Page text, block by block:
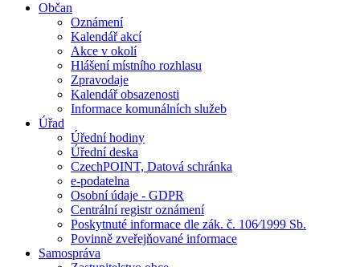
Občan
Oznámení
Kalendář akcí
Akce v okolí
Hlášení místního rozhlasu
Zpravodaje
Kalendář obsazenosti
Informace komunálních služeb
Úřad
Úřední hodiny
Úřední deska
CzechPOINT, Datová schránka
e-podatelna
Osobní údaje - GDPR
Centrální registr oznámení
Poskytnuté informace dle zák. č. 106⁄1999 Sb.
Povinně zveřejňované informace
Samospráva